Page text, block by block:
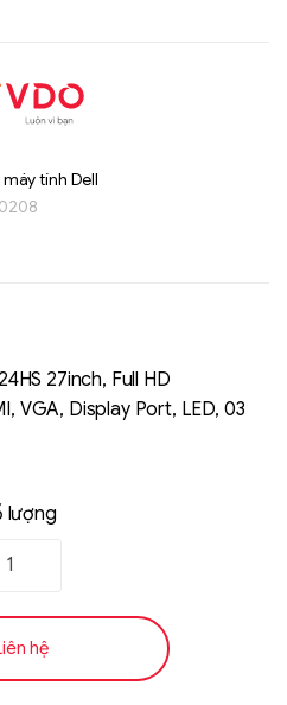
tính Dell
27inch, Full HD
VGA, Display Port, LED, 03
lượng
hệ